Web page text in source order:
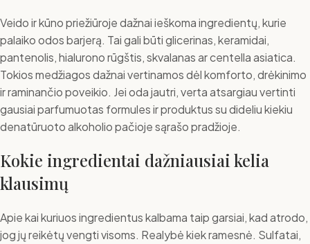
Veido ir kūno priežiūroje dažnai ieškoma ingredientų, kurie
palaiko odos barjerą. Tai gali būti glicerinas, keramidai,
pantenolis, hialurono rūgštis, skvalanas ar centella asiatica.
Tokios medžiagos dažnai vertinamos dėl komforto, drėkinimo
ir raminančio poveikio. Jei oda jautri, verta atsargiau vertinti
gausiai parfumuotas formules ir produktus su dideliu kiekiu
denatūruoto alkoholio pačioje sąrašo pradžioje.
Kokie ingredientai dažniausiai kelia
klausimų
Apie kai kuriuos ingredientus kalbama taip garsiai, kad atrodo,
jog jų reikėtų vengti visoms. Realybė kiek ramesnė. Sulfatai,